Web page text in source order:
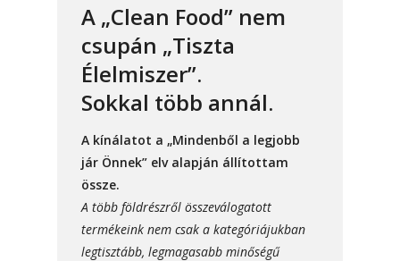
A „Clean Food” nem
csupán „Tiszta
Élelmiszer”.
Sokkal több annál.
A kínálatot a „Mindenből a legjobb
jár Önnek”elv alapján állítottam
össze.
A több földrészről összeválogatott
termékeink nem csak a kategóriájukban
legtisztább, legmagasabb minőségű